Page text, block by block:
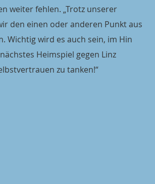
weiter fehlen. „Trotz unserer
den einen oder anderen Punkt aus
Wichtig wird es auch sein, im Hin
Heimspiel gegen Linz
zu tanken!“